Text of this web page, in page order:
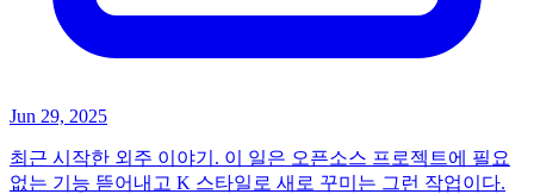
Jun 29, 2025
최근 시작한 외주 이야기. 이 일은 오픈소스 프로젝트에 필요
없는 기능 뜯어내고 K 스타일로 새로 꾸미는 그런 작업이다.